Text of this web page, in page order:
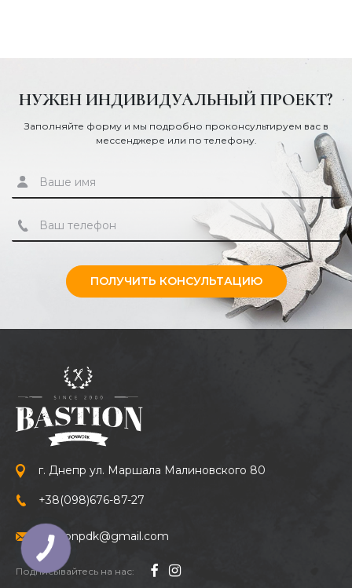
НУЖЕН ИНДИВИДУАЛЬНЫЙ ПРОЕКТ?
Заполняйте форму и мы подробно проконсультируем вас в
мессенджере или по телефону.
ПОЛУЧИТЬ КОНСУЛЬТАЦИЮ
г. Днепр ул. Маршала Малиновского 80
+38(098)676-87-27
bastionpdk@gmail.com
Подписывайтесь на нас: